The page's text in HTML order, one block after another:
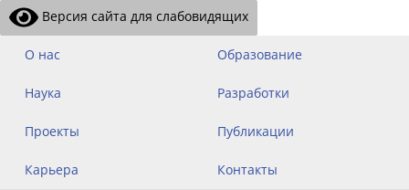
Версия сайта для слабовидящих
О нас Образование
Наука Разработки
Проекты Публикации
Карьера Контакты